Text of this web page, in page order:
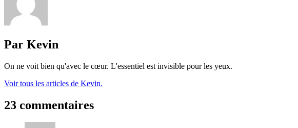
Par Kevin
On ne voit bien qu'avec le cœur. L'essentiel est invisible pour les yeux.
Voir tous les articles de Kevin.
23 commentaires